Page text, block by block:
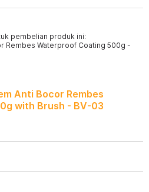
pembelian produk ini:
Rembes Waterproof Coating 500g -
Anti Bocor Rembes
with Brush - BV-03